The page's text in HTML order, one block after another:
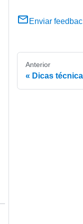
Enviar
Anterior
Dicas